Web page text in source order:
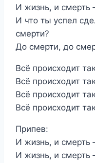
И жизнь, и смерть
И что ты успел
смерти?
До смерти, до
Всё происходит
Всё происходит
Всё происходит
Всё происходит
Припев:
И жизнь, и смерть
И жизнь, и смерть